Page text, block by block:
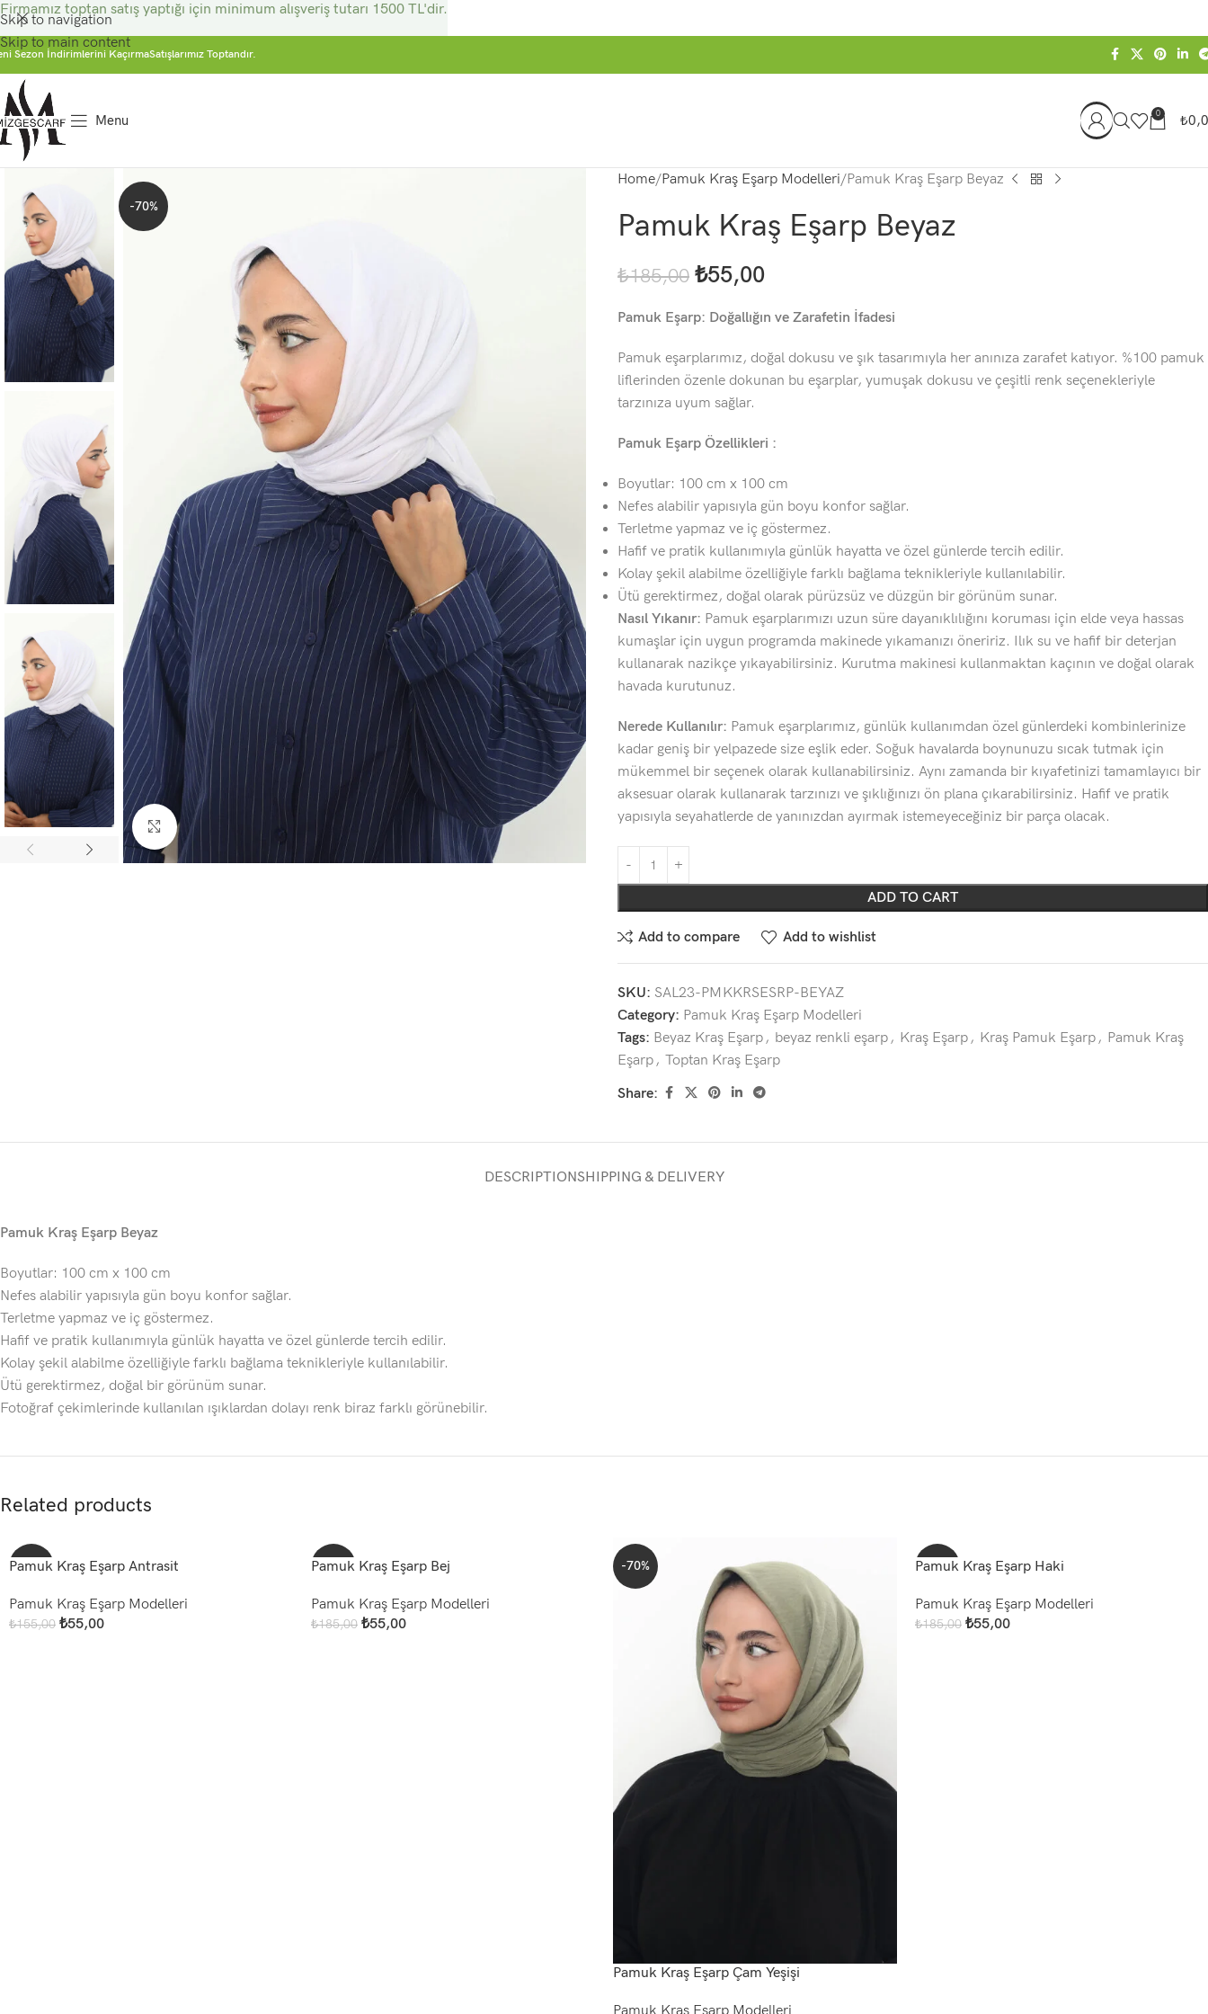
Skip to navigation
Skip to main content
Sezon İndirimlerini KaçırmaSatışlarımız Toptandır.
Menu 0 ₺
-70%
Click to enlarge
Home Pamuk Kraş Eşarp Modelleri Pamuk Kraş Eşarp Beyaz
Pamuk Kraş Eşarp Beyaz
₺185,00 ₺55,00
Pamuk Eşarp: Doğallığın ve Zarafetin İfadesi
Pamuk eşarplarımız, doğal dokusu ve şık tasarımıyla her anınıza zarafet katıyor. %100 pamuk
liflerinden özenle dokunan bu eşarplar, yumuşak dokusu ve çeşitli renk seçenekleriyle
tarzınıza uyum sağlar.
Pamuk Eşarp Özellikleri :
Boyutlar: 100 cm x 100 cm
Nefes alabilir yapısıyla gün boyu konfor sağlar.
Terletme yapmaz ve iç göstermez.
Hafif ve pratik kullanımıyla günlük hayatta ve özel günlerde tercih edilir.
Kolay şekil alabilme özelliğiyle farklı bağlama teknikleriyle kullanılabilir.
Ütü gerektirmez, doğal olarak pürüzsüz ve düzgün bir görünüm sunar.
Nasıl Yıkanır: Pamuk eşarplarımızı uzun süre dayanıklılığını koruması için elde veya hassas
kumaşlar için uygun programda makinede yıkamanızı öneririz. Ilık su ve hafif bir deterjan
kullanarak nazikçe yıkayabilirsiniz. Kurutma makinesi kullanmaktan kaçının ve doğal olarak
havada kurutunuz.
Nerede Kullanılır: Pamuk eşarplarımız, günlük kullanımdan özel günlerdeki kombinlerinize
kadar geniş bir yelpazede size eşlik eder. Soğuk havalarda boynunuzu sıcak tutmak için
mükemmel bir seçenek olarak kullanabilirsiniz. Aynı zamanda bir kıyafetinizi tamamlayıcı bir
aksesuar olarak kullanarak tarzınızı ve şıklığınızı ön plana çıkarabilirsiniz. Hafif ve pratik
yapısıyla seyahatlerde de yanınızdan ayırmak istemeyeceğiniz bir parça olacak.
ADD TO CART
Add to compare Add to wishlist
SKU: SAL23-PMKKRSESRP-BEYAZ
Category: Pamuk Kraş Eşarp Modelleri
Tags: Beyaz Kraş Eşarp, beyaz renkli eşarp, Kraş Eşarp, Kraş Pamuk Eşarp, Pamuk Kraş
Eşarp, Toptan Kraş Eşarp
Share:
DESCRIPTIONSHIPPING & DELIVERY
Pamuk Kraş Eşarp Beyaz
Boyutlar: 100 cm x 100 cm
Nefes alabilir yapısıyla gün boyu konfor sağlar.
Terletme yapmaz ve iç göstermez.
Hafif ve pratik kullanımıyla günlük hayatta ve özel günlerde tercih edilir.
Kolay şekil alabilme özelliğiyle farklı bağlama teknikleriyle kullanılabilir.
Ütü gerektirmez, doğal bir görünüm sunar.
Fotoğraf çekimlerinde kullanılan ışıklardan dolayı renk biraz farklı görünebilir.
Related products
-65%
Pamuk Kraş Eşarp Antrasit
Pamuk Kraş Eşarp Modelleri
₺155,00 ₺55,00
-70%
Pamuk Kraş Eşarp Bej
Pamuk Kraş Eşarp Modelleri
₺185,00 ₺55,00
-70%
Pamuk Kraş Eşarp Çam Yeşişi
-70%
Pamuk Kraş Eşarp Haki
Pamuk Kraş Eşarp Modelleri
₺185,00 ₺55,00
Firmamız toptan satış yaptığı için minimum alışveriş tutarı 1500 TL'dir.